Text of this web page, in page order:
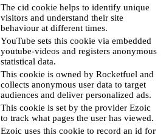
The cid cookie helps to identify unique
visitors and understand their site
behaviour at different times.
YouTube sets this cookie via embedded
youtube-videos and registers anonymous
statistical data.
This cookie is owned by Rocketfuel and
collects anonymous user data to target
audiences and deliver personalized ads.
This cookie is set by the provider Ezoic
to track what pages the user has viewed.
Ezoic uses this cookie to record an id for